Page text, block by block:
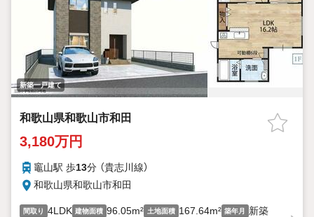
新築一戸建て
和歌山県和歌山市和田
3,180万円
竈山駅 歩13分 （貴志川線）
和歌山県和歌山市和田
間取り 4LDK 建物面積 96.05m² 土地面積 167.64m² 築年月 新築